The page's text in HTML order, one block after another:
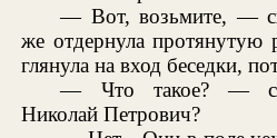
— Вот, возьмите, —
же отдернула протянутую
глянула на вход беседки,
— Что такое? —
Николай Петрович?